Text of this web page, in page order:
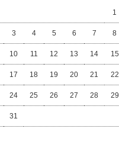
1
3 4 5 6 7 8
10 11 12 13 14 15
17 18 19 20 21 22
24 25 26 27 28 29
31